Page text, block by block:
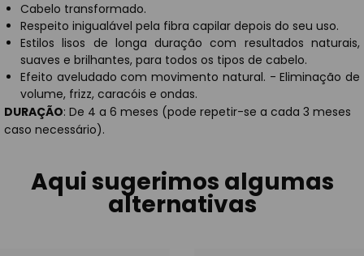
Cabelo transformado.
Respeito inigualável pela fibra capilar depois do seu uso.
Estilos lisos de longa duração com resultados naturais,
suaves e brilhantes, para todos os tipos de cabelo.
Efeito aveludado com movimento natural. - Eliminação de
volume, frizz, caracóis e ondas.
DURAÇÃO: De 4 a 6 meses (pode repetir-se a cada 3 meses
caso necessário).
Aqui sugerimos algumas
alternativas